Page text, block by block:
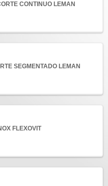
CONTINUO LEMAN
SEGMENTADO LEMAN
FLEXOVIT